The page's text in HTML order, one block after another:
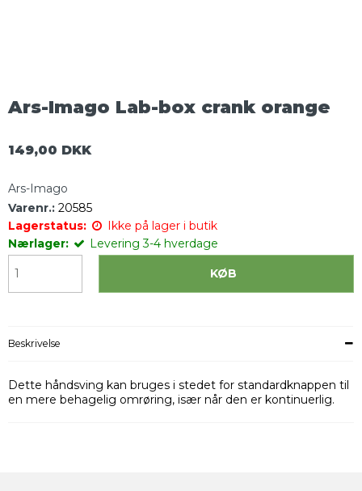
Ars-Imago Lab-box crank orange
149,00 DKK
Ars-Imago
Varenr.: 20585
Lagerstatus:
Ikke på lager i butik
Nærlager:
Levering 3-4 hverdage
KØB
Beskrivelse
Dette håndsving kan bruges i stedet for standardknappen til
en mere behagelig omrøring, især når den er kontinuerlig.